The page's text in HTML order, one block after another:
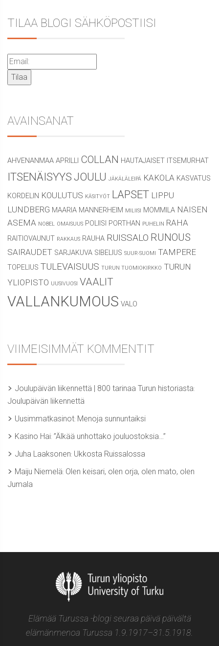
TILAA BLOGI SÄHKÖPOSTIISI
AVAINSANAT
AHVENANMAA APRILLI COLLAN HAUTAJAISET ITSEMURHAT
ITSENÄISYYS JOULU JÄKÄLÄLEIPÄ KAKOLA KASVATUS
KORDELIN KOULUTUS KÄSITYÖT LAPSET LIPPU
LUNDBERG MAARIA MANNERHEIM MILIISI MOMMILA NAISEN
ASEMA NOBEL OMAISUUS POLIISI PORTHAN PUHELIN RAHA
RAITIOVAUNUT RAKKAUS RAUHA RUISSALO RUNOUS
SAIRAUDET SARJAKUVA SIBELIUS SUUR-SUOMI TAMPERE
TOPELIUS TULEVAISUUS TURUN TUOMIOKIRKKO TURUN
YLIOPISTO UUSIVUOSI VAALIT
VALLANKUMOUS VALO
VIIMEISIMMÄT KOMMENTIT
Joulupäivän liikennettä | 800 tarinaa Turun historiasta:
Joulupäivän liikennettä
Uusimmatkasinot: Menoja sunnuntaiksi
Kasino Hai: ”Älkää unhottako jouluostoksia…”
Juha Laaksonen: Ukkosta Ruissalossa
Maiju Niemelä: Olen keisari, olen orja, olen mato, olen
Jumala
Elämää Turussa -blogi seuraa päivä päivältä
elämänmenoa Turussa 1.9.1917–31.5.1918.